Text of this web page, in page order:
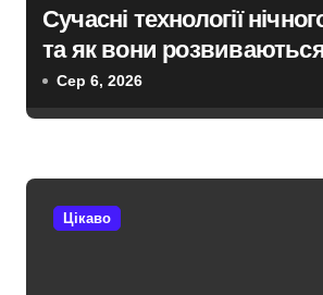
Сучасні технології
та як вони
Сер 6, 2026
Цікаво